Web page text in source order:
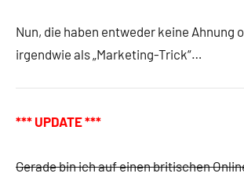
Nun, die haben entweder keine Ahnung
irgendwie als „Marketing-Trick“…
*** UPDATE ***
Gerade bin ich auf einen britischen